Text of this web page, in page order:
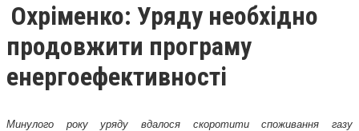
Охріменко: Уряду необхідно
продовжити програму
енергоефективності
Минулого року уряду вдалося скоротити споживання газу